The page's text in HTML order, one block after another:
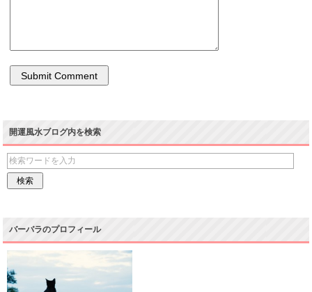
開運風水ブログ内を検索
バーバラのプロフィール